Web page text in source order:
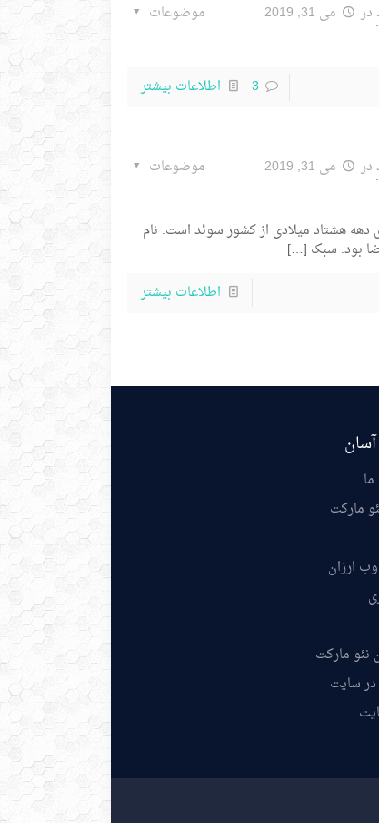
در می 31, 2019 موضوعات
3 اطلاعات بیشتر
در می 31, 2019 موضوعات
دهه هشتاد میلادی از کشور سوئد است. نام
بود. سبک […]
اطلاعات بیشتر
.
مارکت
ارزان
نئو مارکت
در سایت